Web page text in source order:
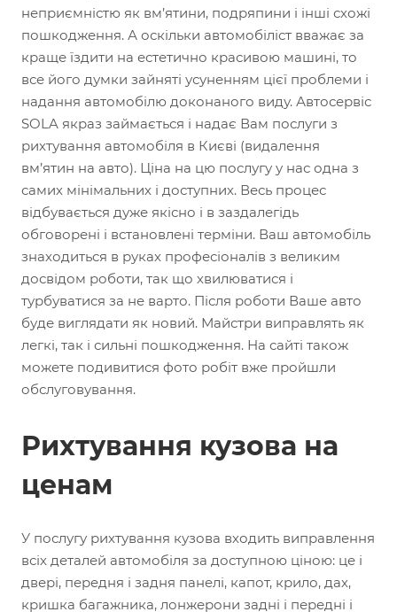
неприємністю як вм’ятини, подряпини і інші схожі
пошкодження. А оскільки автомобіліст вважає за
краще їздити на естетично красивою машині, то
все його думки зайняті усуненням цієї проблеми і
надання автомобілю доконаного виду. Автосервіс
SOLA якраз займається і надає Вам послуги з
рихтування автомобіля в Києві (видалення
вм’ятин на авто). Ціна на цю послугу у нас одна з
самих мінімальних і доступних. Весь процес
відбувається дуже якісно і в заздалегідь
обговорені і встановлені терміни. Ваш автомобіль
знаходиться в руках професіоналів з великим
досвідом роботи, так що хвилюватися і
турбуватися за не варто. Після роботи Ваше авто
буде виглядати як новий. Майстри виправлять як
легкі, так і сильні пошкодження. На сайті також
можете подивитися фото робіт вже пройшли
обслуговування.
Рихтування кузова на
ценам
У послугу рихтування кузова входить виправлення
всіх деталей автомобіля за доступною ціною: це і
двері, передня і задня панелі, капот, крило, дах,
кришка багажника, лонжерони задні і передні і